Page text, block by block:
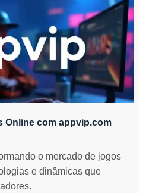
Online com appvip.com
o mercado de jogos
e dinâmicas que